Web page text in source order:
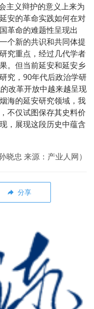
主义辩护的意义上来为
安的革命实践如何在对
革命的难题性呈现出
个新的共识和共同体提
究重点，经过几代学者
。但当前延安和延安乡
究，90年代后政治学研
改革开放中越来越呈现
海的延安研究领域，我
不仅试图保存其史料价
，展现这段历史中蕴含
晓忠 来源：产业人网）
分享